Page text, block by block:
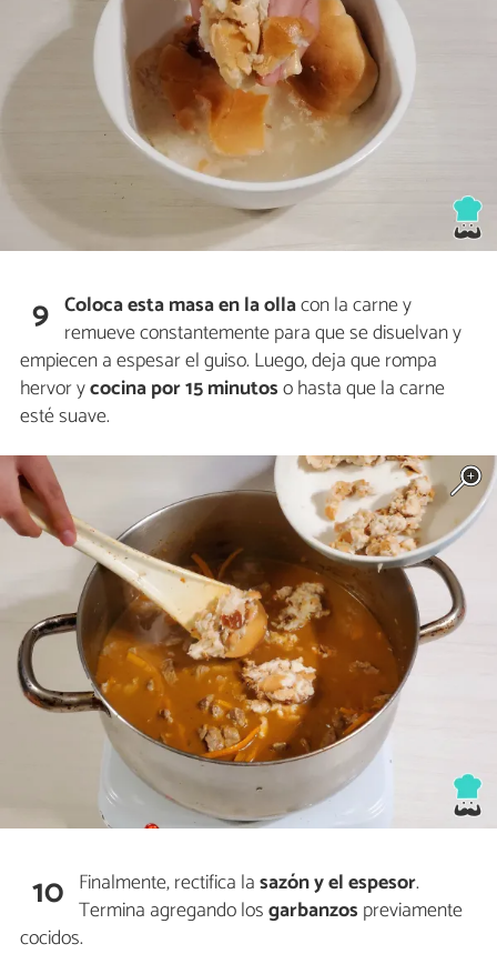
9 Coloca esta masa en la ollacon la carne y
remueve constantemente para que se disuelvan y
empiecen a espesar el guiso. Luego, deja que rompa
hervor ycocinapor15 minutoso hasta que la carne
esté suave.
10 Finalmente, rectifica lasazón y el espesor.
Termina agregando losgarbanzos previamente
cocidos.